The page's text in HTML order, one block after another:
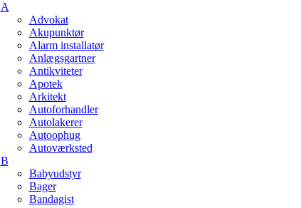
A
Advokat
Akupunktør
Alarm installatør
Anlægsgartner
Antikviteter
Apotek
Arkitekt
Autoforhandler
Autolakerer
Autoophug
Autoværksted
B
Babyudstyr
Bager
Bandagist